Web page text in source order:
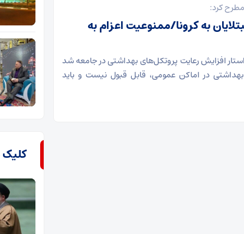
مطرح کرد:
به کرونا/ممنوعیت اعزام به
افزایش رعایت پروتکل‌های بهداشتی در جامعه شد
در اماکن عمومی، قابل قبول نیست و باید